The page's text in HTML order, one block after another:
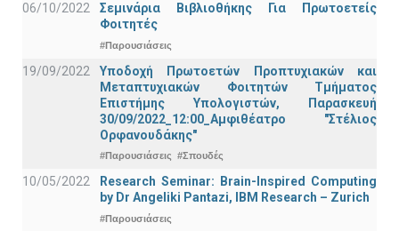
06/10/2022
Σεμινάρια Βιβλιοθήκης Για Πρωτοετείς
Φοιτητές
#Παρουσιάσεις
19/09/2022
Υποδοχή Πρωτοετών Προπτυχιακών και
Μεταπτυχιακών Φοιτητών Τμήματος
Επιστήμης Υπολογιστών, Παρασκευή
30/09/2022_12:00_Αμφιθέατρο "Στέλιος
Ορφανουδάκης"
#Παρουσιάσεις #Σπουδές
10/05/2022
Research Seminar: Brain-Inspired Computing
by Dr Angeliki Pantazi, IBM Research – Zurich
#Παρουσιάσεις